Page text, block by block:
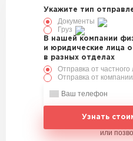
Укажите тип
Документы
Груз
В нашей компании
и юридические лица
в разных отделах
Отправка от частного
Отправка от
Узнать
или